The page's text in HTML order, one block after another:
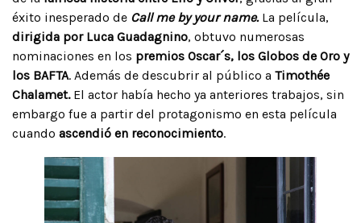
éxito inesperado de Call me by your name.La película,
dirigida por Luca Guadagnino, obtuvo numerosas
nominaciones en los premios Oscar´s, los Globos de Oro y
los BAFTA. Además de descubrir al público a Timothée
Chalamet.El actor había hecho ya anteriores trabajos, sin
embargo fue a partir del protagonismo en esta película
cuando ascendió en reconocimiento.